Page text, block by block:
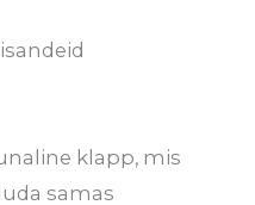
klapp, mis
samas